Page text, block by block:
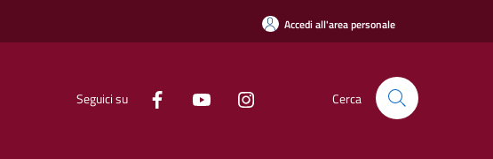
Accedi all'area personale
Seguici su Cerca